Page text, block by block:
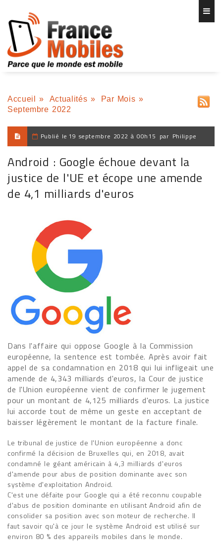
Accueil » Actualités » Par Mois »
Septembre 2022
Publié le 19 septembre 2022 à 00h15 par Philippe
Android : Google échoue devant la
justice de l'UE et écope une amende
de 4,1 milliards d'euros
Dans l'affaire qui oppose Google à la Commission
européenne, la sentence est tombée. Après avoir fait
appel de sa condamnation en 2018 qui lui infligeait une
amende de 4,343 milliards d'euros, la Cour de justice
de l'Union européenne vient de confirmer le jugement
pour un montant de 4,125 milliards d'euros. La justice
lui accorde tout de même un geste en acceptant de
baisser légèrement le montant de la facture finale.
Le tribunal de justice de l'Union européenne a donc
confirmé la décision de Bruxelles qui, en 2018, avait
condamné le géant américain à 4,3 milliards d'euros
d'amende pour abus de position dominante avec son
système d'exploitation Android.
C'est une défaite pour Google qui a été reconnu coupable
d'abus de position dominante en utilisant Android afin de
consolider sa position avec son moteur de recherche. Il
faut savoir qu'à ce jour le système Android est utilisé sur
environ 80 % des appareils mobiles dans le monde.